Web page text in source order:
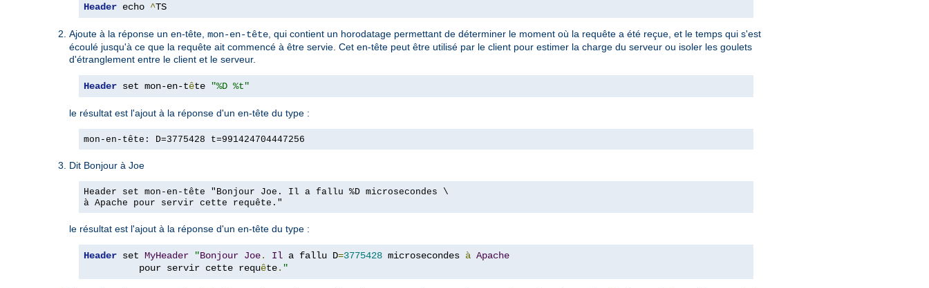
Header echo ^TS
Ajoute à la réponse un en-tête, mon-en-tête , qui contient un horodatage permettant de déterminer le moment où la requête a été reçue, et le temps qui s'est
écoulé jusqu'à ce que la requête ait commencé à être servie. Cet en-tête peut être utilisé par le client pour estimer la charge du serveur ou isoler les goulets
d'étranglement entre le client et le serveur.
Header set mon-en-tête "%D %t"
le résultat est l'ajout à la réponse d'un en-tête du type :
mon-en-tête: D=3775428 t=991424704447256
Dit Bonjour à Joe
Header set mon-en-tête "Bonjour Joe. Il a fallu %D microsecondes \
à Apache pour servir cette requête."
le résultat est l'ajout à la réponse d'un en-tête du type :
Header set MyHeader "Bonjour Joe. Il a fallu D=3775428 microsecondes à Apache
          pour servir cette requ
ête. "